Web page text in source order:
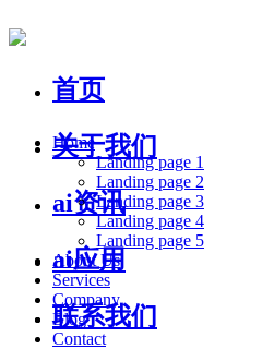
首页
关于我们
ai资讯
ai应用
联系我们
Home
Landing page 1
Landing page 2
Landing page 3
Landing page 4
Landing page 5
About Us
Services
Company
Blog
Contact